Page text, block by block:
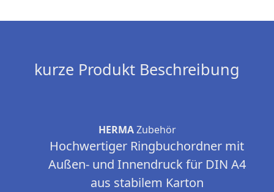
kurze Produkt Beschreibung
HERMAZubehör
Hochwertiger Ringbuchordner mit
Außen- und Innendruck für DIN A4
aus stabilem Karton